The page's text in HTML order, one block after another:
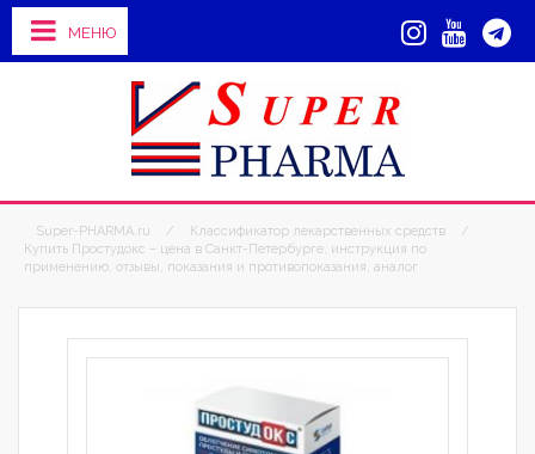
МЕНЮ
Super-PHARMA.ru / Классификатор лекарственных средств
/
Купить Простудокс – цена в Санкт-Петербурге, инструкция по
применению, отзывы, показания и противопоказания, аналог